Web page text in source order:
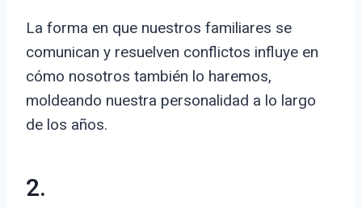
La forma en que nuestros familiares se
comunican y resuelven conflictos influye en
cómo nosotros también lo haremos,
moldeando nuestra personalidad a lo largo
de los años.
2.